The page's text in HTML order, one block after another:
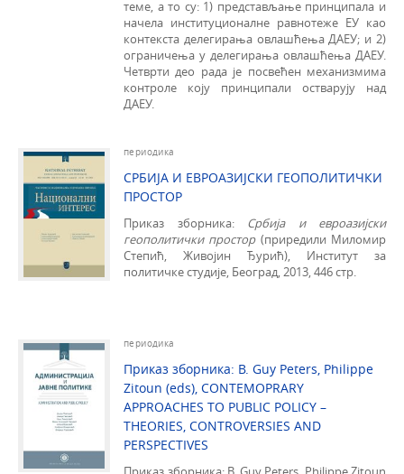
теме, а то су: 1) представљање принципала и
начела институционалне равнотеже ЕУ као
контекста делегирања овлашћења ДАЕУ; и 2)
ограничења у делегирања овлашћења ДАЕУ.
Четврти део рада је посвећен механизмима
контроле коју принципали остварују над
ДАЕУ.
периодика
СРБИЈА И ЕВРОАЗИЈСКИ ГЕОПОЛИТИЧКИ
ПРОСТОР
Приказ зборника: Србија и евроазијски
геополитички простор(приредили Миломир
Степић, Живојин Ђурић), Институт за
политичке сту­дије, Београд, 2013, 446 стр.
периодика
Приказ зборника: B. Guy Peters, Philippe
Zitoun (eds), CONTEMOPRARY
APPROACHES TO PUBLIC POLICY –
THEORIES, CONTROVERSIES AND
PERSPECTIVES